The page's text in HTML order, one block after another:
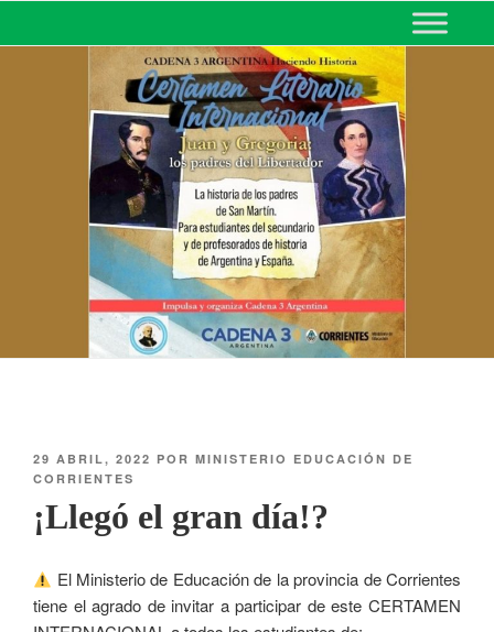
MINISTERIO DE EDUCACIÓN
DE CORRIENTES
29 ABRIL, 2022 POR MINISTERIO EDUCACIÓN DE
CORRIENTES
¡Llegó el gran día!?
El Ministerio de Educación de la provincia de Corrientes
tiene el agrado de invitar a participar de este CERTAMEN